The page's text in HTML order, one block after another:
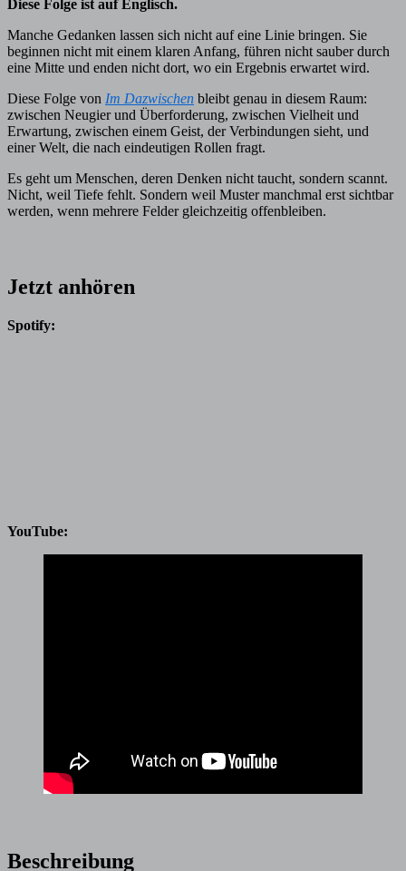
Diese Folge ist auf Englisch.
Manche Gedanken lassen sich nicht auf eine Linie bringen. Sie
beginnen nicht mit einem klaren Anfang, führen nicht sauber durch
eine Mitte und enden nicht dort, wo ein Ergebnis erwartet wird.
Diese Folge von Im Dazwischen bleibt genau in diesem Raum:
zwischen Neugier und Überforderung, zwischen Vielheit und
Erwartung, zwischen einem Geist, der Verbindungen sieht, und
einer Welt, die nach eindeutigen Rollen fragt.
Es geht um Menschen, deren Denken nicht taucht, sondern scannt.
Nicht, weil Tiefe fehlt. Sondern weil Muster manchmal erst sichtbar
werden, wenn mehrere Felder gleichzeitig offenbleiben.
Jetzt anhören
Spotify:
YouTube:
Beschreibung